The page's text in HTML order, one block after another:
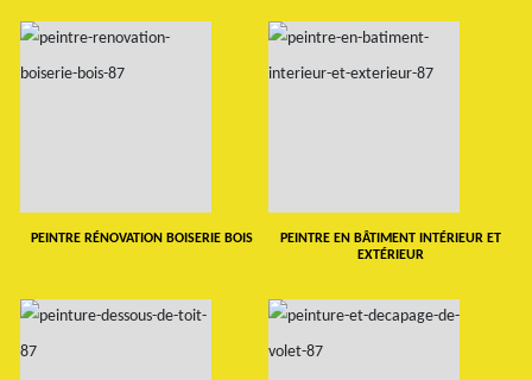
PEINTRE RÉNOVATION BOISERIE BOIS
PEINTRE EN BÂTIMENT INTÉRIEUR ET
EXTÉRIEUR